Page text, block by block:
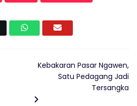
Kebakaran Pasar Ngawen,
Satu Pedagang Jadi
Tersangka